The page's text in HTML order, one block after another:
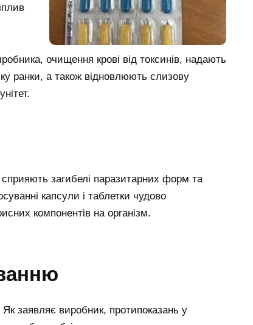
очищення крові від токсинів, надають
ранки, а також відновлюють слизову
загибелі паразитарних форм та
капсули і таблетки чудово
компонентів на організм.
заявляє виробник, протипоказань у